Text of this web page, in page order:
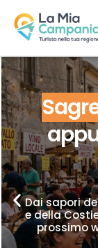
Dai sapori
e della
prossimo